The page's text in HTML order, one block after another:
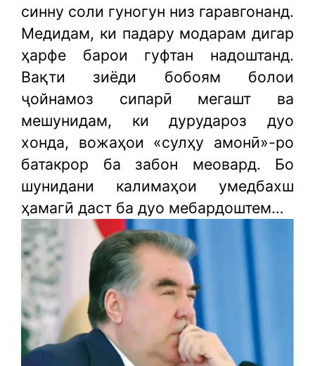
синну соли гуногун низ гаравгонанд.
Медидам, ки падару модарам дигар
ҳарфе барои гуфтан надоштанд.
Вақти зиёди бобоям болои
ҷойнамоз сипарӣ мегашт ва
мешунидам, ки дурудароз дуо
хонда, вожаҳои «сулҳу амонӣ»-ро
батакрор ба забон меовард. Бо
шунидани калимаҳои умедбахш
ҳамагӣ даст ба дуо мебардоштем…